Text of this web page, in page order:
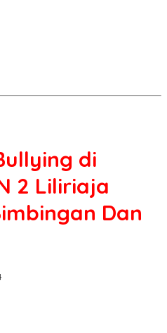
di
2 Liliriaja
Dan